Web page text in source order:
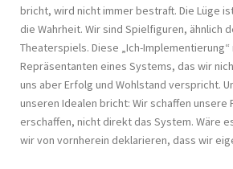
bricht, wird nicht immer bestraft. Die Lüge
die Wahrheit. Wir sind Spielfiguren, ähnlich
Theaterspiels. Diese „Ich-Implementierung“
Repräsentanten eines Systems, das wir
uns aber Erfolg und Wohlstand verspricht.
unseren Idealen bricht: Wir schaffen unsere
erschaffen, nicht direkt das System. Wäre
wir von vornherein deklarieren, dass wir